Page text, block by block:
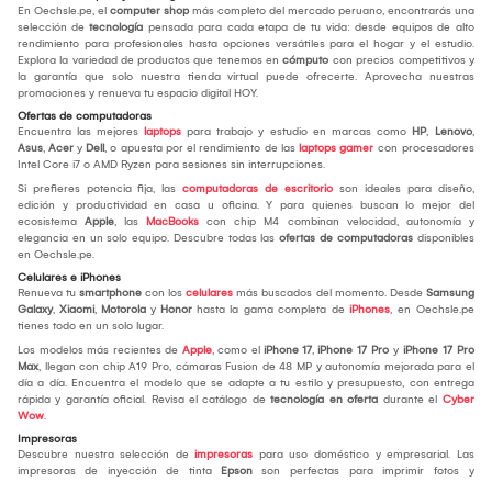
En Oechsle.pe, el computer shopmás completo del mercado peruano, encontrarás una
selección de tecnología pensada para cada etapa de tu vida: desde equipos de alto
rendimiento para profesionales hasta opciones versátiles para el hogar y el estudio.
Explora la variedad de productos que tenemos en cómputo con precios competitivos y
la garantía que solo nuestra tienda virtual puede ofrecerte. Aprovecha nuestras
promociones y renueva tu espacio digital HOY.
Ofertas de computadoras
Encuentra las mejores laptops para trabajo y estudio en marcas como HP, Lenovo,
Asus, Acer y Dell, o apuesta por el rendimiento de las laptops gamer con procesadores
Intel Core i7 o AMD Ryzen para sesiones sin interrupciones.
Si prefieres potencia fija, las computadoras de escritorio son ideales para diseño,
edición y productividad en casa u oficina. Y para quienes buscan lo mejor del
ecosistema Apple, las MacBooks con chip M4 combinan velocidad, autonomía y
elegancia en un solo equipo. Descubre todas las ofertas de computadoras disponibles
en Oechsle.pe.
Celulares e iPhones
Renueva tu smartphone con los celulares más buscados del momento. Desde Samsung
Galaxy, Xiaomi, Motorola y Honor hasta la gama completa de iPhones, en Oechsle.pe
tienes todo en un solo lugar.
Los modelos más recientes de Apple, como el iPhone 17, iPhone 17 Pro y iPhone 17 Pro
Max, llegan con chip A19 Pro, cámaras Fusion de 48 MP y autonomía mejorada para el
día a día. Encuentra el modelo que se adapte a tu estilo y presupuesto, con entrega
rápida y garantía oficial. Revisa el catálogo de tecnología en oferta durante el Cyber
Wow.
Impresoras
Descubre nuestra selección de impresoras para uso doméstico y empresarial. Las
impresoras de inyección de tinta Epson son perfectas para imprimir fotos y